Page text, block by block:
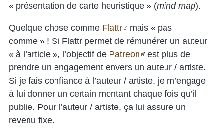
« présentation de carte heuristique » (mind map).
Quelque chose comme Flattr
mais « pas
comme » ! Si Flattr permet de rémunérer un auteur
« à l’article », l’objectif de Patreon
est plus de
prendre un engagement envers un auteur / artiste.
Si je fais confiance à l’auteur / artiste, je m’engage
à lui donner un certain montant chaque fois qu’il
publie. Pour l’auteur / artiste, ça lui assure un
revenu fixe.